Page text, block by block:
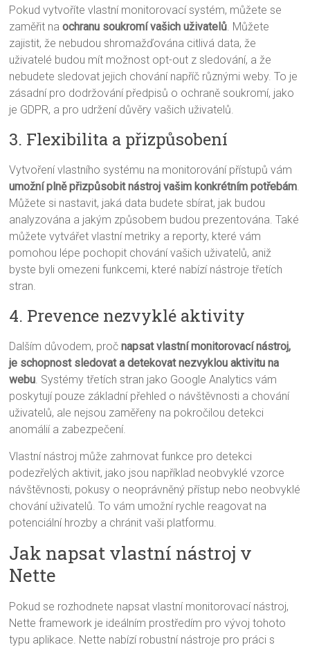
Pokud vytvoříte vlastní monitorovací systém, můžete se
zaměřit naochranu soukromí vašich uživatelů . Můžete
zajistit, že nebudou shromažďována citlivá data, že
uživatelé budou mít možnost opt-out z sledování, a že
nebudete sledovat jejich chování napříč různými weby. To je
zásadní pro dodržování předpisů o ochraně soukromí, jako
je GDPR, a pro udržení důvěry vašich uživatelů.
3. Flexibilita a přizpůsobení
Vytvoření vlastního systému na monitorování přístupů vám
umožní plně přizpůsobit nástroj vašim konkrétním potřebám
Můžete si nastavit, jaká data budete sbírat, jak budou
analyzována a jakým způsobem budou prezentována. Také
můžete vytvářet vlastní metriky a reporty, které vám
pomohou lépe pochopit chování vašich uživatelů, aniž
byste byli omezeni funkcemi, které nabízí nástroje třetích
stran.
4. Prevence nezvyklé aktivity
Dalším důvodem, pročnapsat vlastní monitorovací nástroj,
je schopnost sledovat a detekovat nezvyklou aktivitu na
webu . Systémy třetích stran jako Google Analytics vám
poskytují pouze základní přehled o návštěvnosti a chování
uživatelů, ale nejsou zaměřeny na pokročilou detekci
anomálií a zabezpečení.
Vlastní nástroj může zahrnovat funkce pro detekci
podezřelých aktivit, jako jsou například neobvyklé vzorce
návštěvnosti, pokusy o neoprávněný přístup nebo neobvyklé
chování uživatelů. To vám umožní rychle reagovat na
potenciální hrozby a chránit vaši platformu.
Jak napsat vlastní nástroj v
Nette
Pokud se rozhodnete napsat vlastní monitorovací nástroj,
Nette framework je ideálním prostředím pro vývoj tohoto
typu aplikace. Nette nabízí robustní nástroje pro práci s